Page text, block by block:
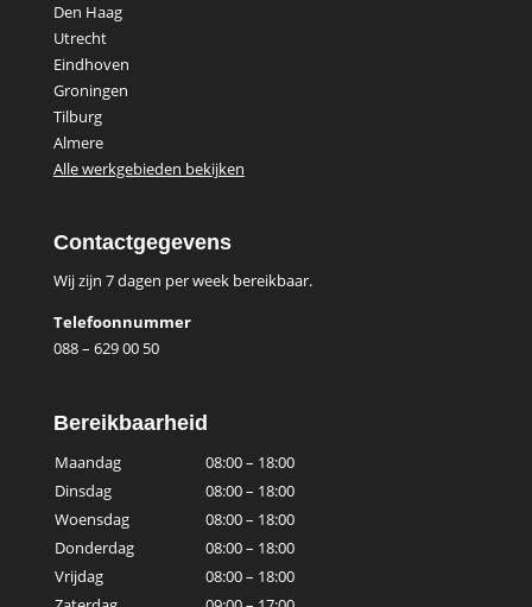
Den Haag
Utrecht
Eindhoven
Groningen
Tilburg
Almere
Alle werkgebieden bekijken
Contactgegevens
Wij zijn 7 dagen per week bereikbaar.
Telefoonnummer
088 – 629 00 50
Bereikbaarheid
Maandag
08:00 – 18:00
Dinsdag
08:00 – 18:00
Woensdag
08:00 – 18:00
Donderdag
08:00 – 18:00
Vrijdag
08:00 – 18:00